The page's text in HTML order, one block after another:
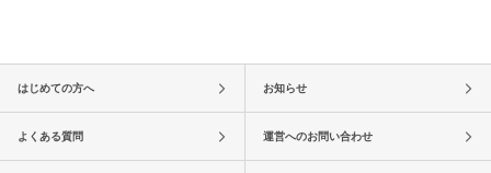
はじめての方へ お知らせ
よくある質問 運営へのお問い合わせ